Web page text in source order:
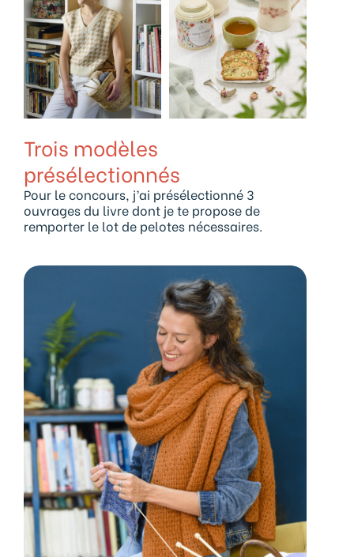
Trois modèles
présélectionnés
Pour le concours, j’ai présélectionné 3
ouvrages du livre dont je te propose de
remporter le lot de pelotes nécessaires.